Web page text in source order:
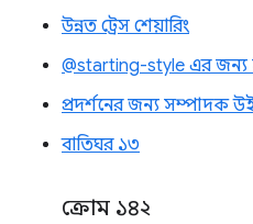
উন্নত ট্রেস শেয়ারিং
@starting-style এর জন্য
প্রদর্শনের জন্য সম্পাদক
বাতিঘর ১৩
ক্রোম ১৪২